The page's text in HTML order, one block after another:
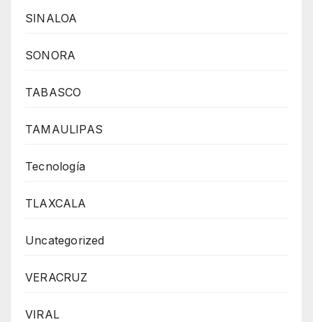
SINALOA
SONORA
TABASCO
TAMAULIPAS
Tecnología
TLAXCALA
Uncategorized
VERACRUZ
VIRAL